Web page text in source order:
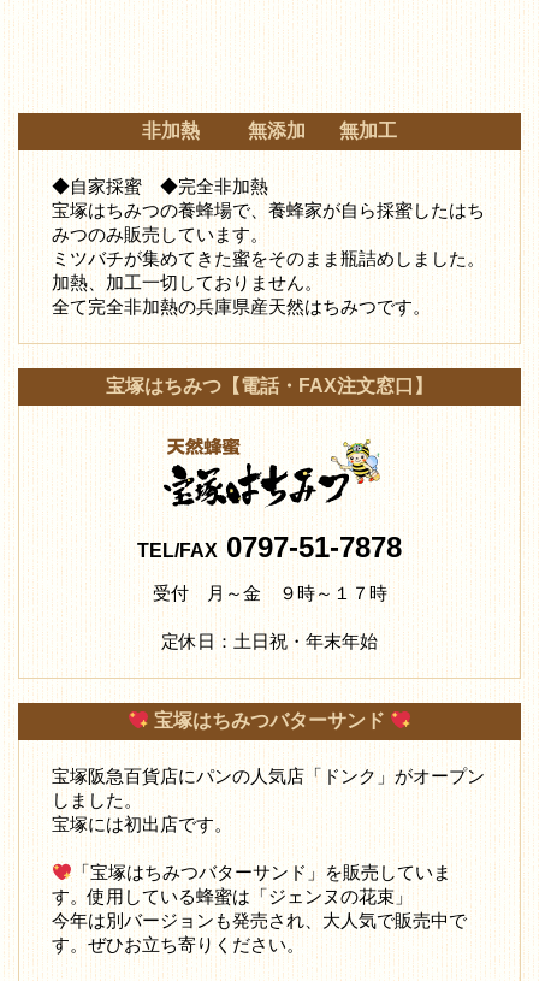
非加熱 無添加 無加工
◆自家採蜜 ◆完全非加熱
宝塚はちみつの養蜂場で、養蜂家が自ら採蜜したはち
みつのみ販売しています。
ミツバチが集めてきた蜜をそのまま瓶詰めしました。
加熱、加工一切しておりません。
全て完全非加熱の兵庫県産天然はちみつです。
宝塚はちみつ【電話・FAX注文窓口】
TEL/FAX0797-51-7878
受付 月～金 ９時～１７時
定休日：土日祝・年末年始
宝塚はちみつバターサンド
宝塚阪急百貨店にパンの人気店「ドンク」がオープン
しました。
宝塚には初出店です。
「宝塚はちみつバターサンド」を販売していま
す。使用している蜂蜜は「ジェンヌの花束」
今年は別バージョンも発売され、大人気で販売中で
す。ぜひお立ち寄りください。